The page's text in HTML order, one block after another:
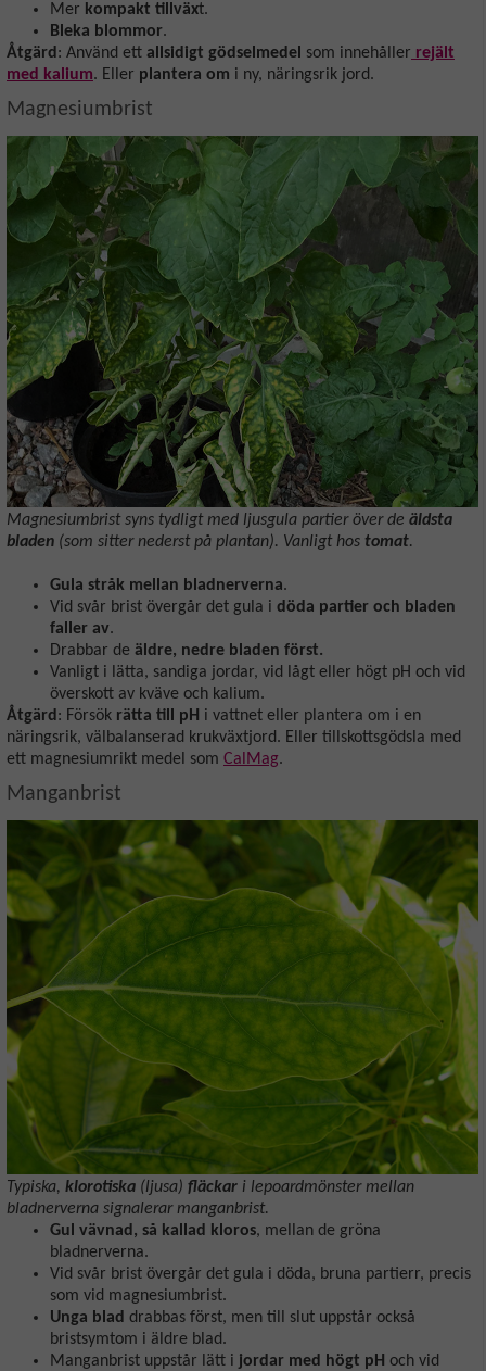
Mer kompakt tillväxt.
Bleka blommor.
Åtgärd : Använd ett allsidigt gödselmedel som innehåller rejält
med kalium. Eller plantera om i ny, näringsrik jord.
Magnesiumbrist
Magnesiumbrist syns tydligt med ljusgula partier över de äldsta
bladen (som sitter nederst på plantan). Vanligt hos tomat.
Gula stråk mellan bladnerverna.
Vid svår brist övergår det gula i döda partier och bladen
faller av.
Drabbar de äldre, nedre bladen först.
Vanligt i lätta, sandiga jordar, vid lågt eller högt pH och vid
överskott av kväve och kalium.
Åtgärd : Försök rätta till pH i vattnet eller plantera om i en
näringsrik, välbalanserad krukväxtjord. Eller tillskottsgödsla med
ett magnesiumrikt medel som CalMag.
Manganbrist
Typiska, klorotiska (ljusa) fläckar i lepoardmönster mellan
bladnerverna signalerar manganbrist.
Gul vävnad, så kallad kloros, mellan de gröna
bladnerverna.
Vid svår brist övergår det gula i döda, bruna partierr, precis
som vid magnesiumbrist.
Unga blad drabbas först, men till slut uppstår också
bristsymtom i äldre blad.
Manganbrist uppstår lätt i jordar med högt pH och vid